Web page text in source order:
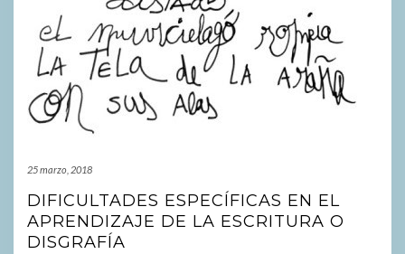
25 marzo, 2018
DIFICULTADES ESPECÍFICAS EN EL
APRENDIZAJE DE LA ESCRITURA O
DISGRAFÍA